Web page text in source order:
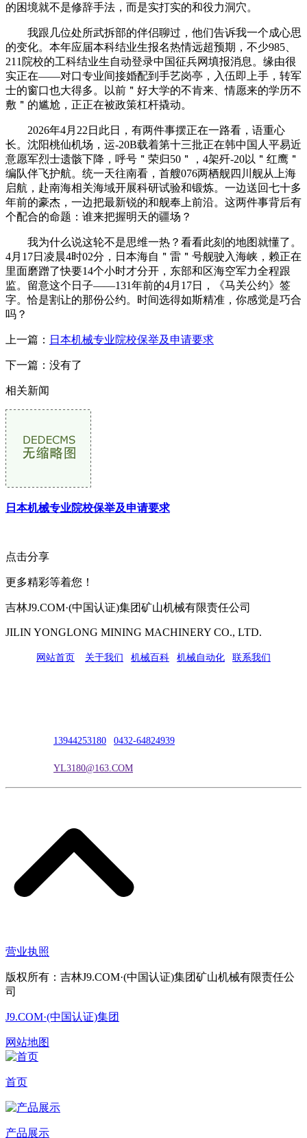
的困境就不是修辞手法，而是实打实的和役力洞穴。
我跟几位处所武拆部的伴侣聊过，他们告诉我一个成心思
的变化。本年应届本科结业生报名热情远超预期，不少985、
211院校的工科结业生自动登录中国征兵网填报消息。缘由很
实正在——对口专业间接婚配到手艺岗亭，入伍即上手，转军
士的窗口也大得多。以前＂好大学的不肯来、情愿来的学历不
敷＂的尴尬，正正在被政策杠杆撬动。
2026年4月22日此日，有两件事摆正在一路看，语重心
长。沈阳桃仙机场，运-20B载着第十三批正在韩中国人平易近
意愿军烈士遗骸下降，呼号＂荣归50＂，4架歼-20以＂红鹰＂
编队伴飞护航。统一天往南看，首艘076两栖舰四川舰从上海
启航，赴南海相关海域开展科研试验和锻炼。一边送回七十多
年前的豪杰，一边把最新锐的和舰奉上前沿。这两件事背后有
个配合的命题：谁来把握明天的疆场？
我为什么说这轮不是思维一热？看看此刻的地图就懂了。
4月17日凌晨4时02分，日本海自＂雷＂号舰驶入海峡，赖正在
里面磨蹭了快要14个小时才分开，东部和区海空军力全程跟
监。留意这个日子——131年前的4月17日，《马关公约》签
字。恰是割让的那份公约。时间选得如斯精准，你感觉是巧合
吗？
上一篇： 日本机械专业院校保举及申请要求
下一篇：没有了
相关新闻
日本机械专业院校保举及申请要求
点击分享
更多精彩等着您！
吉林J9.COM·(中国认证)集团矿山机械有限责任公司
JILIN YONGLONG MINING MACHINERY CO., LTD.
网站首页 关于我们 机械百科 机械自动化 联系我们
13944253180 0432-64824939
YL3180@163.COM
营业执照
版权所有：吉林J9.COM·(中国认证)集团矿山机械有限责任公
司
J9.COM·(中国认证)集团
网站地图
首页
产品展示